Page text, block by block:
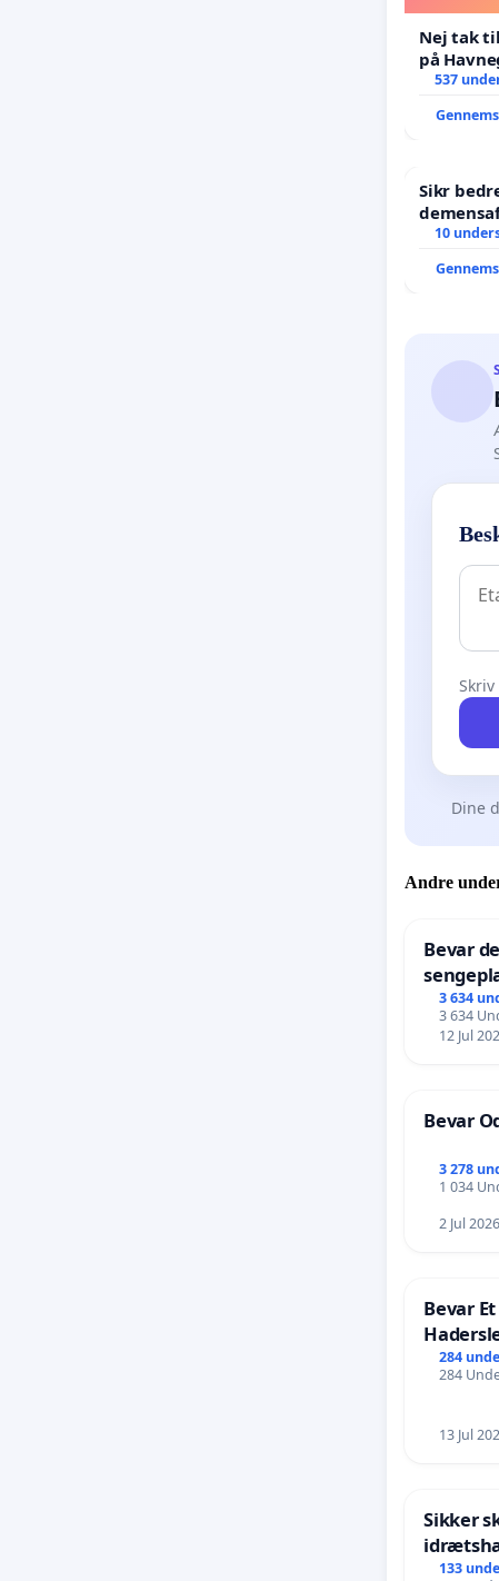
Nej tak
på
537
Sikr
10
Dine
Andre
Bevar
3 634
3 634
12 Jul
Bevar
3 278
1 034
2 Jul 2026
Bevar
284
284
13 Jul
Sikker
133